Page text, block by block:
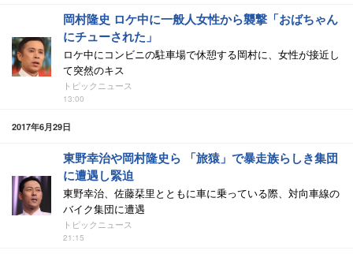
岡村隆史 ロケ中に一般人女性から襲撃「おばちゃん
にチューされた」
ロケ中にコンビニの駐車場で休憩する岡村に、女性が接近し
て突然のキス
トピックニュース
13:00
2017年6月29日
東野幸治や岡村隆史ら 「旅猿」で暴走族らしき集団
に遭遇し緊迫
東野幸治、佐藤栞里とともに車に乗っている際、対向車線の
バイク集団に遭遇
トピックニュース
21:15